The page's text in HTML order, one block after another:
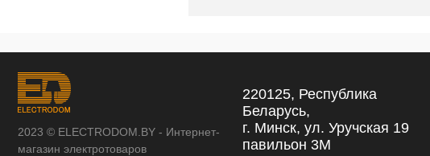
2023 © ELECTRODOM.BY - Интернет-
магазин электротоваров
220125, Республика
Беларусь,
г. Минск, ул. Уручская 19
павильон 3М